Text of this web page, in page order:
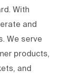
With
and
We serve
products,
and